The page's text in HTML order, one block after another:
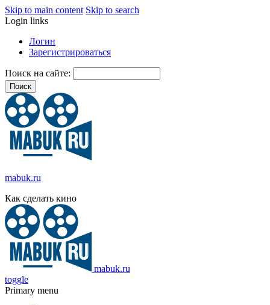
Skip to main content Skip to search
Login links
Логин
Зарегистрироваться
Поиск на сайте:
mabuk.ru
Как сделать кино
mabuk.ru
toggle
Primary menu